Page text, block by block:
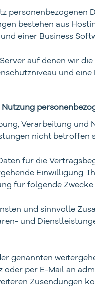
personenbezogenen
bestehen aus
einer Business
auf denen wir
und
Verarbeitung und
nicht betroffen
für die
Einwilligung.
für folgende Zwecke:
und sinnvolle
und
genannten
oder per E-Mail an
Zusendungen